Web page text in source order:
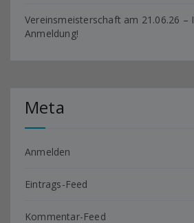
Vereinsmeisterschaft am 21.06.26 –
Anmeldung!
Meta
Anmelden
Eintrags-Feed
Kommentar-Feed